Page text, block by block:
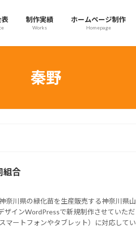
表 制作実績
Works
ホームページ制作
Homepage
秦野
組合
奈川県の緑化苗を生産販売する神奈川県山
ザインWordPressで新規制作させていただ
マートフォンやタブレット）に対応してい